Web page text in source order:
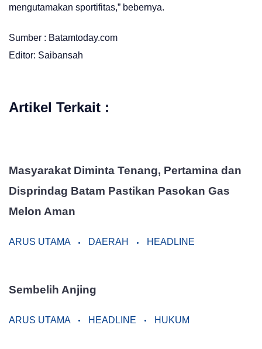
mengutamakan sportifitas,” bebernya.
Sumber : Batamtoday.com
Editor: Saibansah
Artikel Terkait :
Masyarakat Diminta Tenang, Pertamina dan
Disprindag Batam Pastikan Pasokan Gas
Melon Aman
ARUS UTAMA DAERAH HEADLINE
Sembelih Anjing
ARUS UTAMA HEADLINE HUKUM